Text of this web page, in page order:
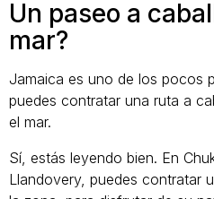
Un paseo a
mar?
Jamaica es uno de los pocos
puedes contratar una ruta a
el mar.
Sí, estás leyendo bien. En
Llandovery, puedes contratar